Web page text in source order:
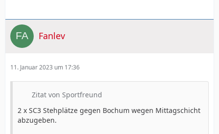
Fanlev
11. Januar 2023 um 17:36
Zitat von Sportfreund
2 x SC3 Stehplätze gegen Bochum wegen Mittagschicht
abzugeben.